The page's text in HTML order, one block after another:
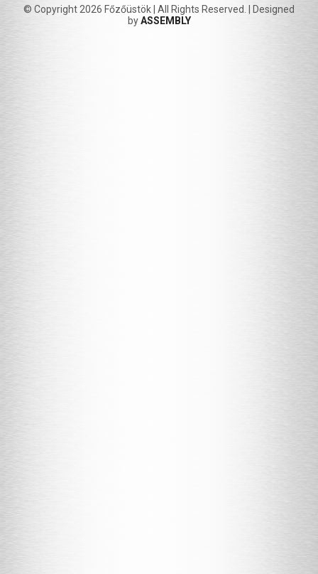
© Copyright 2026 Főzőüstök | All Rights Reserved. | Designed
byASSEMBLY